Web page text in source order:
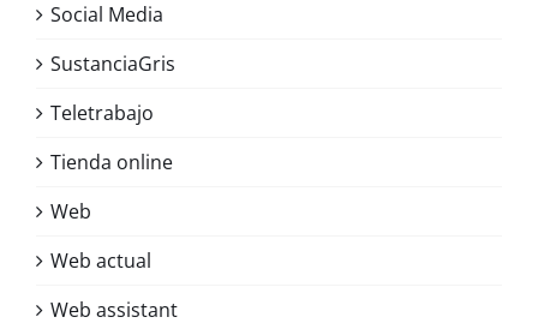
Social Media
SustanciaGris
Teletrabajo
Tienda online
Web
Web actual
Web assistant